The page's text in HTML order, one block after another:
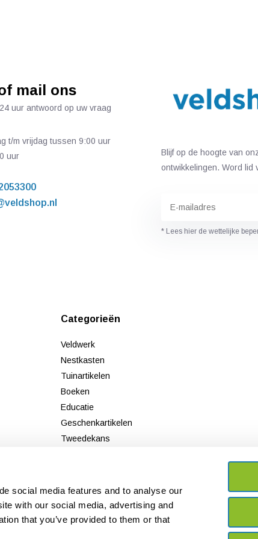
social media features and to analyse our
with our social media, advertising and
that you’ve provided to them or that
mail ons
uur antwoord op uw vraag
t/m vrijdag tussen 9:00 uur
uur
Blijf op de hoogte van
ontwikkelingen. Word lid
* Lees hier de wettelijke
Categorieën
Veldwerk
Nestkasten
Tuinartikelen
Boeken
Educatie
Geschenkartikelen
Tweedekans